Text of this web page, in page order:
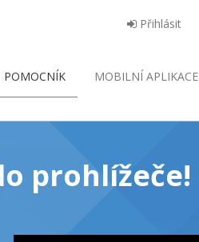
Přihlásit
POMOCNÍK MOBILNÍ APLIKACE
prohlížeče!